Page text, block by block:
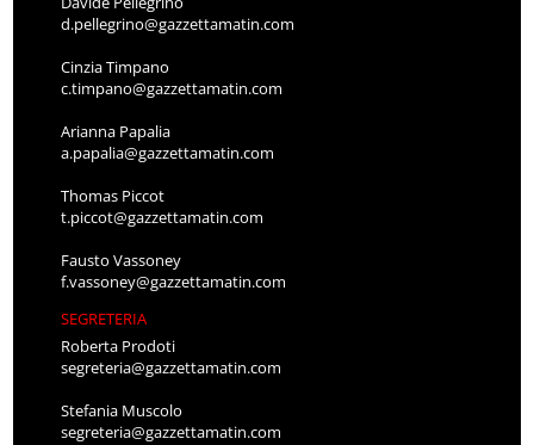
d.pellegrino@gazzettamatin.com
Cinzia Timpano
c.timpano@gazzettamatin.com
Arianna Papalia
a.papalia@gazzettamatin.com
Thomas Piccot
t.piccot@gazzettamatin.com
Fausto Vassoney
f.vassoney@gazzettamatin.com
SEGRETERIA
Roberta Prodoti
segreteria@gazzettamatin.com
Stefania Muscolo
segreteria@gazzettamatin.com